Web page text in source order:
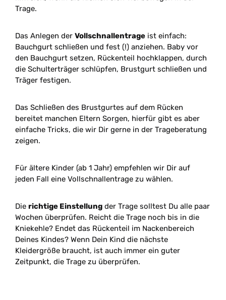
Trage.
Das Anlegen der Vollschnallentrage ist einfach:
Bauchgurt schließen und fest (!) anziehen. Baby vor
den Bauchgurt setzen, Rückenteil hochklappen, durch
die Schulterträger schlüpfen, Brustgurt schließen und
Träger festigen.
Das Schließen des Brustgurtes auf dem Rücken
bereitet manchen Eltern Sorgen, hierfür gibt es aber
einfache Tricks, die wir Dir gerne in der Trageberatung
zeigen.
Für ältere Kinder (ab 1 Jahr) empfehlen wir Dir auf
jeden Fall eine Vollschnallentrage zu wählen.
Die richtige Einstellung der Trage solltest Du alle paar
Wochen überprüfen. Reicht die Trage noch bis in die
Kniekehle? Endet das Rückenteil im Nackenbereich
Deines Kindes? Wenn Dein Kind die nächste
Kleidergröße braucht, ist auch immer ein guter
Zeitpunkt, die Trage zu überprüfen.